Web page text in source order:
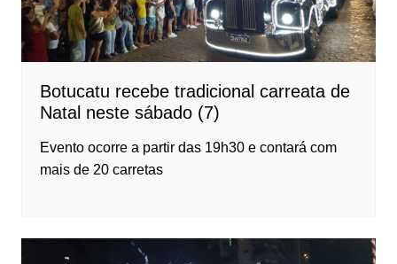
Botucatu recebe tradicional carreata de
Natal neste sábado (7)
Evento ocorre a partir das 19h30 e contará com
mais de 20 carretas